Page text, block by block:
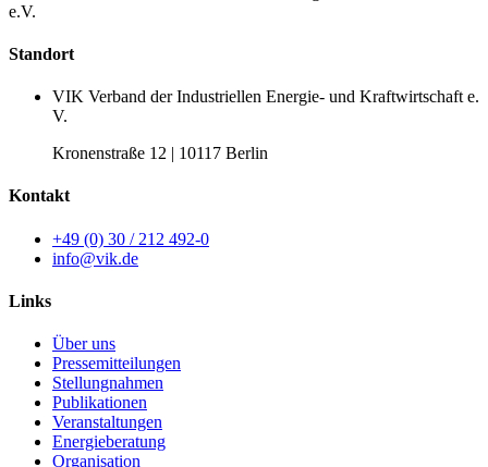
e.V.
Standort
VIK Verband der Industriellen Energie- und Kraftwirtschaft e.
V.
Kronenstraße 12 | 10117 Berlin
Kontakt
+49 (0) 30 / 212 492-0
info@vik.de
Links
Über uns
Pressemitteilungen
Stellungnahmen
Publikationen
Veranstaltungen
Energieberatung
Organisation